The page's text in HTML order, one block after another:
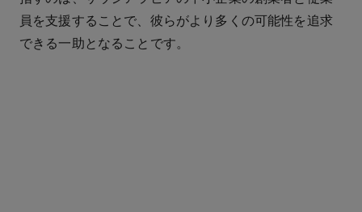
員を支援することで、彼らがより多くの可能性を追求
できる一助となることです。